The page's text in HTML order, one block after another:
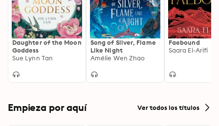
Daughter of the Moon
Goddess
Sue Lynn Tan
Song of Silver, Flame
Like Night
Amélie Wen Zhao
Faebound
Saara El-Arifi
Empieza por aquí Ver todos los títulos